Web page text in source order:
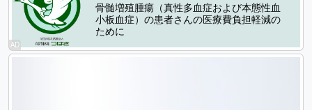
骨髄増殖腫瘍（真性多血症および本態性血
小板血症）の患者さんの医療費負担軽減の
ために